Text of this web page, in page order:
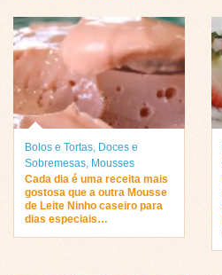
Bolos e Tortas, Doces e
Sobremesas, Mousses
Cada dia é uma receita mais
gostosa que a outra Mousse
de Leite Ninho caseiro para
dias especiais…